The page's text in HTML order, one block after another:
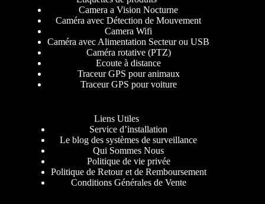
Camera a Vision Nocturne
Caméra avec Détection de Mouvement
Camera Wifi
Caméra avec Alimentation Secteur ou USB
Caméra rotative (PTZ)
Ecoute à distance
Traceur GPS pour animaux
Traceur GPS pour voiture
Liens Utiles
Service d’installation
Le blog des systèmes de surveillance
Qui Sommes Nous
Politique de vie privée
Politique de Retour et de Remboursement
Conditions Générales de Vente